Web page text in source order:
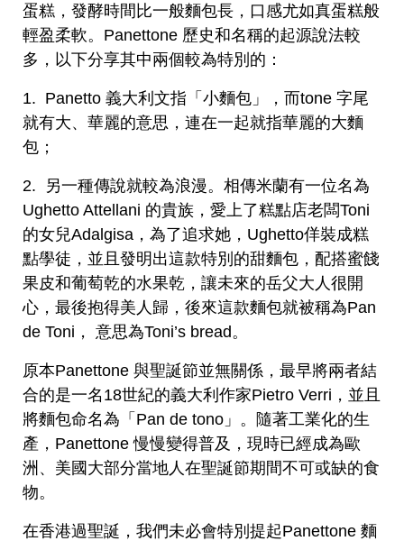
蛋糕，發酵時間比一般麵包長，口感尤如真蛋糕般
輕盈柔軟。Panettone 歷史和名稱的起源說法較
多，以下分享其中兩個較為特別的：
1. Panetto 義大利文指「小麵包」，而tone 字尾
就有大、華麗的意思，連在一起就指華麗的大麵
包；
2. 另一種傳說就較為浪漫。相傳米蘭有一位名為
Ughetto Attellani 的貴族，愛上了糕點店老闆Toni
的女兒Adalgisa，為了追求她，Ughetto佯裝成糕
點學徒，並且發明出這款特別的甜麵包，配搭蜜餞
果皮和葡萄乾的水果乾，讓未來的岳父大人很開
心，最後抱得美人歸，後來這款麵包就被稱為Pan
de Toni， 意思為Toni’s bread。
原本Panettone 與聖誕節並無關係，最早將兩者結
合的是一名18世紀的義大利作家Pietro Verri，並且
將麵包命名為「Pan de tono」。隨著工業化的生
產，Panettone 慢慢變得普及，現時已經成為歐
洲、美國大部分當地人在聖誕節期間不可或缺的食
物。
在香港過聖誕，我們未必會特別提起Panettone 麵